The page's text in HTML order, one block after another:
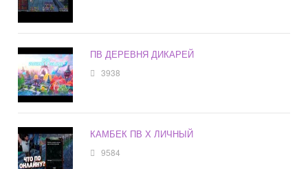
ПВ ДЕРЕВНЯ ДИКАРЕЙ
3938
КАМБЕК ПВ Х ЛИЧНЫЙ
9584